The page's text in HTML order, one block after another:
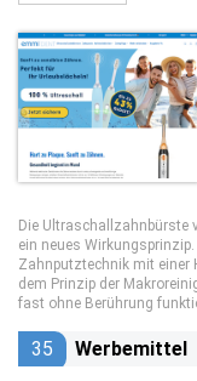
Die Ultraschallzahnbürste
ein neues
Zahnputztechnik mit einer
dem Prinzip der
fast ohne Berührung
35 Werbemittel